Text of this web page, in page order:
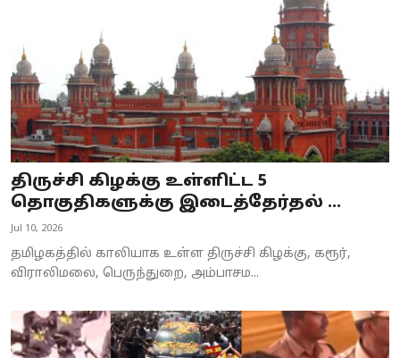
திருச்சி கிழக்கு உள்ளிட்ட 5
தொகுதிகளுக்கு இடைத்தேர்தல் ...
Jul 10, 2026
தமிழகத்தில் காலியாக உள்ள திருச்சி கிழக்கு, கரூர்,
விராலிமலை, பெருந்துறை, அம்பாசம...